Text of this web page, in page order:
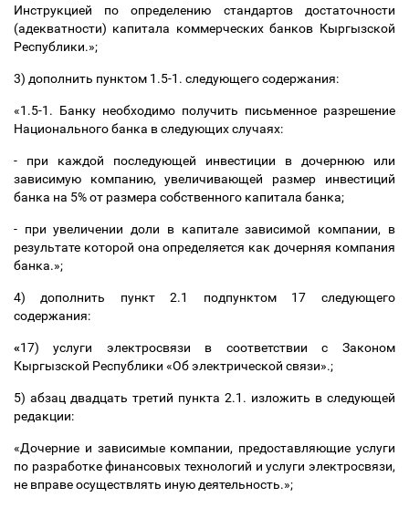
Инструкцией по определению стандартов достаточности
(адекватности) капитала коммерческих банков Кыргызской
Республики.»;
3) дополнить пунктом 1.5-1. следующего содержания:
«1.5-1. Банку необходимо получить письменное разрешение
Национального банка в следующих случаях:
- при каждой последующей инвестиции в дочернюю или
зависимую компанию, увеличивающей размер инвестиций
банка на 5% от размера собственного капитала банка;
- при увеличении доли в капитале зависимой компании, в
результате которой она определяется как дочерняя компания
банка.»;
4) дополнить пункт 2.1 подпунктом 17 следующего
содержания:
«17) услуги электросвязи в соответствии с Законом
Кыргызской Республики «Об электрической связи».;
5) абзац двадцать третий пункта 2.1. изложить в следующей
редакции:
«Дочерние и зависимые компании, предоставляющие услуги
по разработке финансовых технологий и услуги электросвязи,
не вправе осуществлять иную деятельность.»;